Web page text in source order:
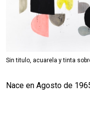
Sin titulo, acuarela y tinta
Nace en Agosto de